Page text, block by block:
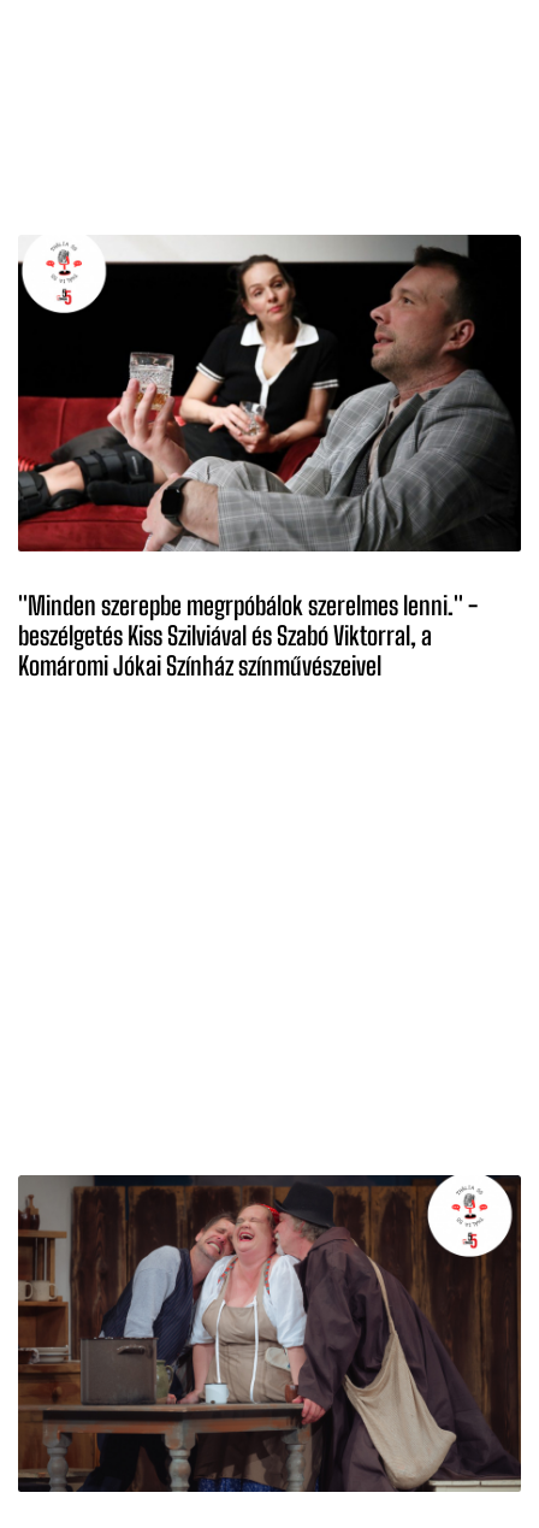
''Minden szerepbe megrpóbálok szerelmes lenni.'' -
beszélgetés Kiss Szilviával és Szabó Viktorral, a
Komáromi Jókai Színház színművészeivel